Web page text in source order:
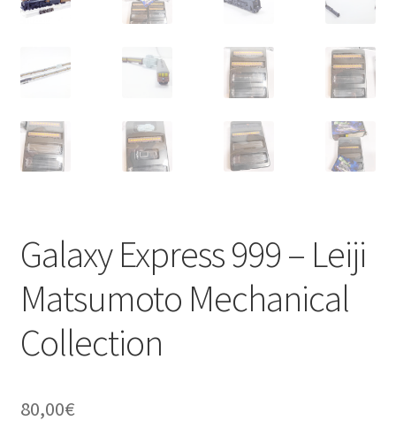
Galaxy Express 999 – Leiji
Matsumoto Mechanical
Collection
80,00€